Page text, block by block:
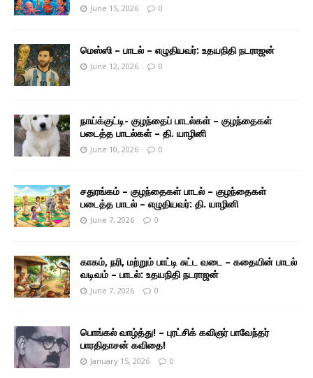
June 15, 2026 0
மெஸ்ஸி – பாடல் – எழுதியவர்: உதயநிதி நடராஜன்
June 12, 2026 0
நாய்க்குட்டி- குழந்தைப் பாடல்கள் – குழந்தைகள்
படைத்த பாடல்கள் – தி. யாழினி
June 10, 2026 0
சதுரங்கம் – குழந்தைகள் பாடல் – குழந்தைகள்
படைத்த பாடல் – எழுதியவர்: தி. யாழினி
June 7, 2026 0
காகம், நரி, மற்றும் பாட்டி சுட்ட வடை – கதையின் பாடல்
வடிவம் – பாடல்: உதயநிதி நடராஜன்
June 7, 2026 0
பொங்கல் வாழ்த்து! – புரட்சிக் கவிஞர் பாவேந்தர்
பாரதிதாசன் கவிதை!
January 15, 2026 0